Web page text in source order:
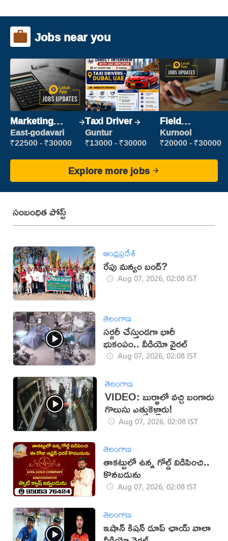
Jobs near you
Marketing
Executive
East-godavari
₹22500 - ₹30000
Taxi Driver
Guntur
₹13000 - ₹30000
Field
Marketing
Executive
Kurnool
₹20000 - ₹30000
Explore more jobs
సంబంధిత పోస్ట్
ఆంధ్రప్రదేశ్
రేపు మన్యం బంద్‌?
Aug 07, 2026, 02:08 IST
తెలంగాణ
సర్జరీ చేస్తుండగా భారీ
భుకంపం.. వీడియో వైరల్
Aug 07, 2026, 02:08 IST
తెలంగాణ
VIDEO: బుర్ఖాలో వచ్చి బంగారు
గొలుసు ఎత్తుకెళ్లారు!
Aug 07, 2026, 02:08 IST
తెలంగాణ
తాకట్టులో ఉన్న గోల్డ్ విడిపించి..
కొనబడును
Aug 07, 2026, 02:08 IST
తెలంగాణ
ఇషాన్ కిషన్ డూప్ ఛాయ్ వాలా